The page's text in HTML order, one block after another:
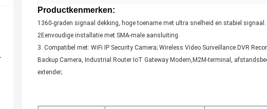
Productkenmerken:
1360-graden signaal dekking, hoge toename met ultra snelheid en stabiel signaal.
2Eenvoudige installatie met SMA-male aansluiting.
3. Compatibel met: WiFi IP Security Camera; Wireless Video Surveillance DVR
Backup Camera, Industrial Router IoT Gateway Modem,M2M-terminal,
extender;